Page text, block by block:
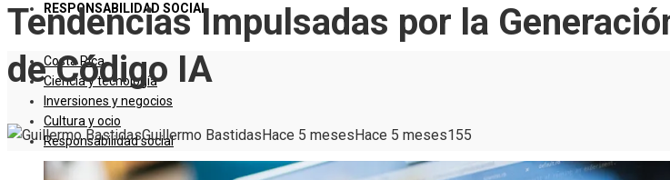
RESPONSABILIDAD SOCIAL
Costa Rica
Ciencia y tecnología
Inversiones y negocios
Cultura y ocio
Responsabilidad social
Tendencias Impulsadas por la
de Código IA
Guillermo Bastidas Hace 5 meses Hace 5 meses155